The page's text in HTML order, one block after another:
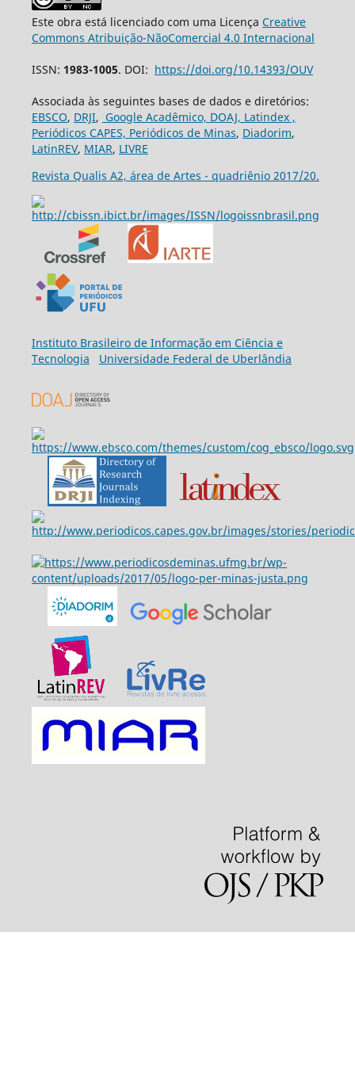
Este obra está licenciado com uma Licença Creative
Commons Atribuição-NãoComercial 4.0 Internacional
ISSN: 1983-1005. DOI: https://doi.org/10.14393/OUV
Associada às seguintes bases de dados e diretórios:
EBSCO, DRJI, Google Acadêmico, DOAJ, Latindex ,
Periódicos CAPES, Periódicos de Minas, Diadorim,
LatinREV, MIAR, LIVRE
Revista Qualis A2, área de Artes - quadriênio 2017/20.
Instituto Brasileiro de Informação em Ciência e
Tecnologia
Universidade Federal de Uberlândia